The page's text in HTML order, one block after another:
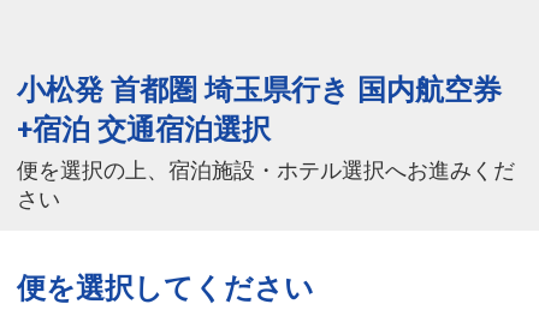
小松発 首都圏 埼玉県行き 国内航空券
+宿泊 交通宿泊選択
便を選択の上、宿泊施設・ホテル選択へお進みくだ
さい
便を選択してください